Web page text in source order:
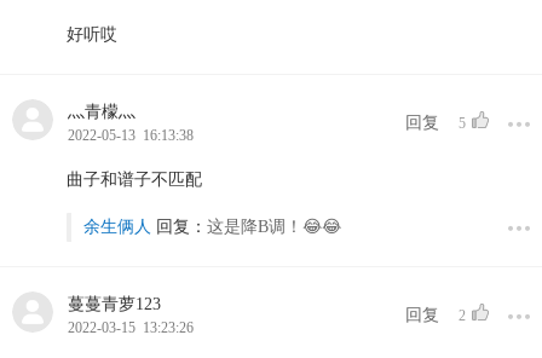
好听哎
灬青檬灬
2022-05-13 16:13:38
回复 5
曲子和谱子不匹配
余生俩人 回复： 这是降B调！😂😂
蔓蔓青萝123
2022-03-15 13:23:26
回复 2